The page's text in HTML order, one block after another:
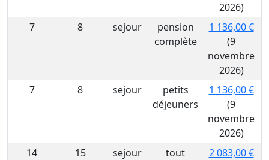
2026)
7
8 sejour
pension
complète
1 136,00 €
(9
novembre
2026)
7
8 sejour
petits
déjeuners
1 136,00 €
(9
novembre
2026)
14
15 sejour
tout
2 083,00 €